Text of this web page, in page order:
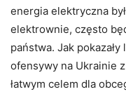
energia elektryczna
elektrownie, często
państwa. Jak
ofensywy na Ukrainie
łatwym celem dla